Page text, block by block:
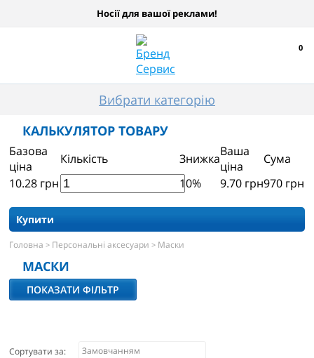
Носії для вашої реклами!
0
Вибрати категорію
КАЛЬКУЛЯТОР ТОВАРУ
Базова
ціна
Кількість ЗнижкаВаша
ціна
Сума
10.28 грн 10% 9.70 грн970 грн
Купити
Головна > Персональні аксесуари > Маски
МАСКИ
ПОКАЗАТИ ФІЛЬТР
Сортувати за: